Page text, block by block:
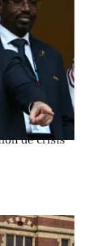
de crisis